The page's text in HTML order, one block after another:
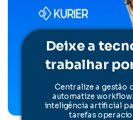
Deixe a
trabalhar
Centralize a gestão
automatize
inteligência artificial
tarefas